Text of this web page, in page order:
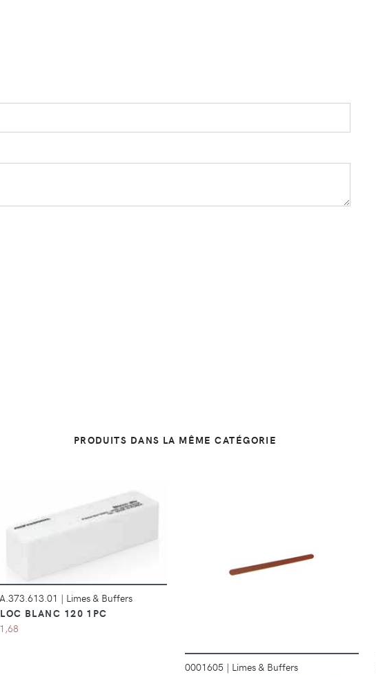
PRODUITS DANS LA MÊME CATÉGORIE
| Limes & Buffers
BLANC 120 1PC
DÉTAILS
0001605 | Limes & Buffers